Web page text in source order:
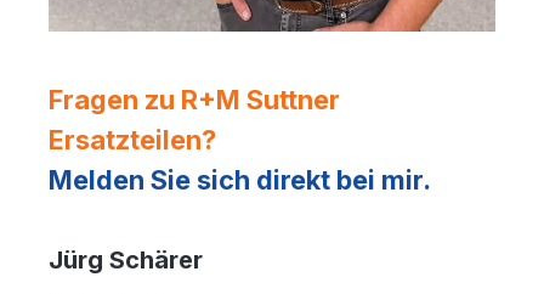
Fragen zu R+M Suttner
Ersatzteilen?
Melden Sie sich direkt bei mir.
Jürg Schärer